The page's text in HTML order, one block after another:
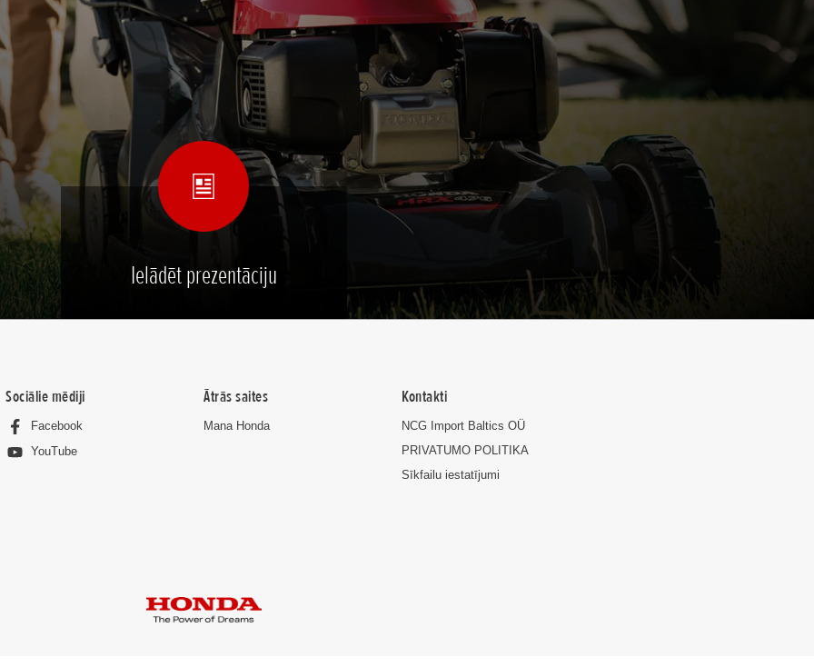
Ielādēt prezentāciju
Sociālie mēdiji
Facebook
YouTube
Ātrās saites
Mana Honda
Kontakti
NCG Import Baltics OÜ
PRIVATUMO POLITIKA
Sīkfailu iestatījumi